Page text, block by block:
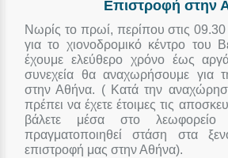
Επιστροφή στην
Νωρίς το πρωί, περίπου στις
για το χιονοδρομικό κέντρο του
έχουμε ελεύθερο χρόνο έως
συνεχεία θα αναχωρήσουμε για
στην Αθήνα. ( Κατά την
πρέπει να έχετε έτοιμες τις
βάλετε μέσα στο
πραγματοποιηθεί στάση στα
επιστροφή μας στην Αθήνα).